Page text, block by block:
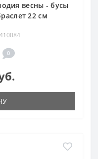
весны - бусы
22 см
0